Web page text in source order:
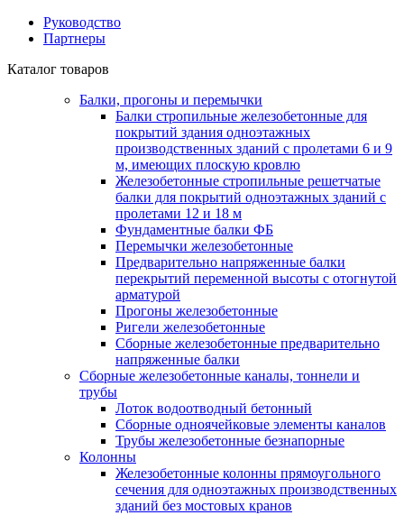
Руководство
Партнеры
Каталог товаров
Балки, прогоны и перемычки
Балки стропильные железобетонные для
покрытий здания одноэтажных
производственных зданий с пролетами 6 и 9
м, имеющих плоскую кровлю
Железобетонные стропильные решетчатые
балки для покрытий одноэтажных зданий с
пролетами 12 и 18 м
Фундаментные балки ФБ
Перемычки железобетонные
Предварительно напряженные балки
перекрытий переменной высоты с отогнутой
арматурой
Прогоны железобетонные
Ригели железобетонные
Сборные железобетонные предварительно
напряженные балки
Сборные железобетонные каналы, тоннели и
трубы
Лоток водоотводный бетонный
Сборные одноячейковые элементы каналов
Трубы железобетонные безнапорные
Колонны
Железобетонные колонны прямоугольного
сечения для одноэтажных производственных
зданий без мостовых кранов